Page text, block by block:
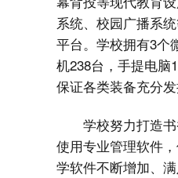
系统、校园广播系
平台。学校拥有3个
机238台，手提电脑
保证各类装备充分
学校努力打造
使用专业管理软件
学软件不断增加、满